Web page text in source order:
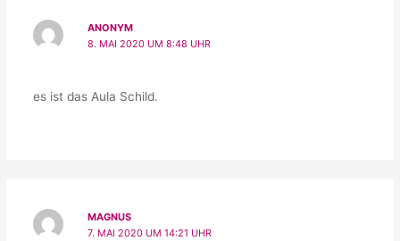
ANONYM
8. MAI 2020 UM 8:48 UHR
es ist das Aula Schild.
MAGNUS
7. MAI 2020 UM 14:21 UHR